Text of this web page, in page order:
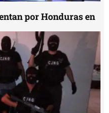
por Honduras en